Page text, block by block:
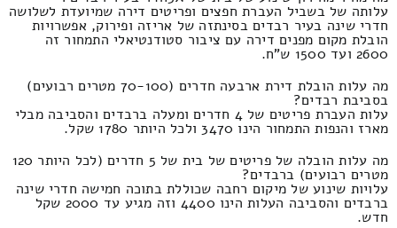
עלותה של בשביל העברת חפצים ופריטים דירה שמיועדת לשלושה
חדרי שינה בעיר רבדים בסינתזה של אריזה ופירוק, אפשרויות
הובלת מקום מפנים דירה עם ציבור סטודנטיאלי התמחור זה
2600 ועד 1500 ש"ח.
מה עלות הובלת דירת ארבעה חדרים (70-100 מטרים רבועים)
בסביבת רבדים?
עלות העברת פריטים של 4 חדרים ומעלה ברבדים והסביבה מבלי
מארז והנפות התמחור הינו 3470 ולכל היותר 1780 שקל.
מה עלות הובלה של פריטים של בית של 5 חדרים (לכל היותר 120
מטרים רבועים) ברבדים?
עלויות שינוע של מיקום רחבה שכוללת בתוכה חמישה חדרי שינה
ברבדים והסביבה העלות הינו 4400 וזה מגיע עד 2000 שקל
חדש.